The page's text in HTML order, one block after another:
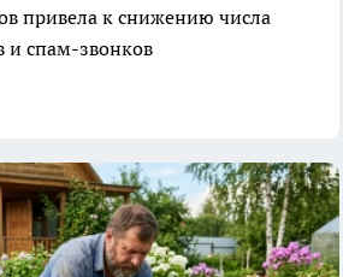
привела к снижению числа
и спам-звонков